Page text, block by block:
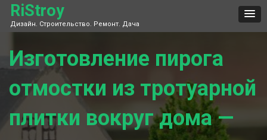
Skip
content
RiStroy
Дизайн. Строительство. Ремонт. Дача
Изготовление пирога
отмостки из тротуарной
плитки вокруг дома —